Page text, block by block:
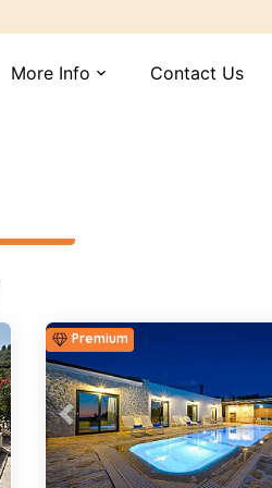
More Info expand_more Contact Us
Premium
Previous